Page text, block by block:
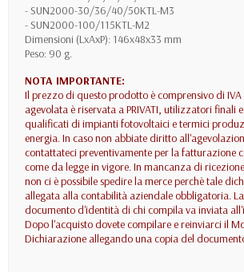
- SUN2000-30/36/40/50KTL-M3
- SUN2000-100/115KTL-M2
Dimensioni (LxAxP): 146x48x33 mm
Peso: 90 g.
NOTA IMPORTANTE:
Il prezzo di questo prodotto è comprensivo di IVA
agevolata è riservata a PRIVATI, utilizzatori finali
qualificati di impianti fotovoltaici e termici
energia. In caso non abbiate diritto
contattateci preventivamente per la fatturazione
come da legge in vigore. In mancanza di
non ci è possibile spedire la merce perchè tale
allegata alla contabilità aziendale obbligatoria.
documento d'identità di chi compila va inviata
Dopo l'acquisto dovete compilare e reinviarci il
Dichiarazione allegando una copia del